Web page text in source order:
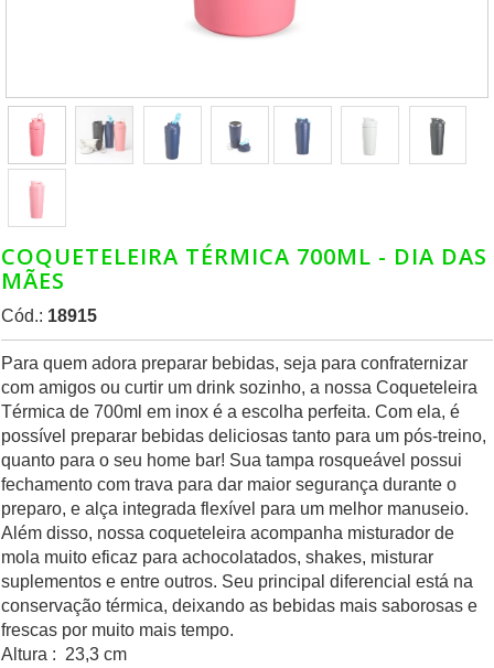
COQUETELEIRA TÉRMICA 700ML - DIA DAS
MÃES
Cód.: 18915
Para quem adora preparar bebidas, seja para confraternizar
com amigos ou curtir um drink sozinho, a nossa Coqueteleira
Térmica de 700ml em inox é a escolha perfeita. Com ela, é
possível preparar bebidas deliciosas tanto para um pós-treino,
quanto para o seu home bar! Sua tampa rosqueável possui
fechamento com trava para dar maior segurança durante o
preparo, e alça integrada flexível para um melhor manuseio.
Além disso, nossa coqueteleira acompanha misturador de
mola muito eficaz para achocolatados, shakes, misturar
suplementos e entre outros. Seu principal diferencial está na
conservação térmica, deixando as bebidas mais saborosas e
frescas por muito mais tempo.
Altura : 23,3 cm